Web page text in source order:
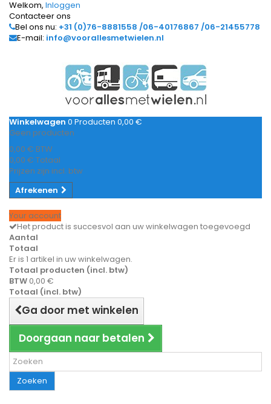
Welkom, Inloggen
Contacteer ons
Bel ons nu: +31 (0)76-8881558 /06-40176867 /06-21455778
E-mail: info@voorallesmetwielen.nl
Winkelwagen 0 Producten 0,00 €
Geen producten
0,00 € BTW
0,00 € Totaal
Prijzen zijn incl. btw
Afrekenen
Your account
Het product is succesvol aan uw winkelwagen toegevoegd
Aantal
Totaal
Er is 1 artikel in uw winkelwagen.
Totaal producten (incl. btw)
BTW 0,00 €
Totaal (incl. btw)
Ga door met winkelen
Doorgaan naar betalen
Zoeken